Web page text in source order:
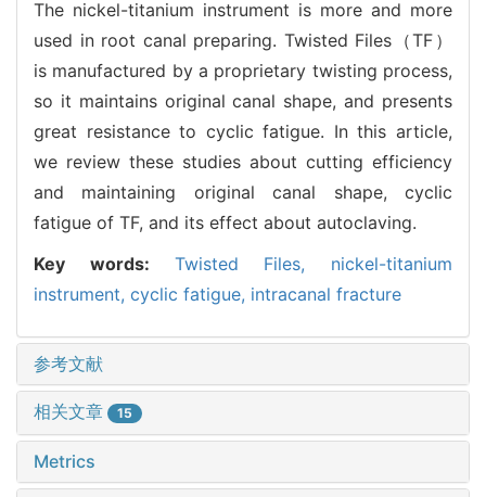
The nickel-titanium instrument is more and more
used in root canal preparing. Twisted Files（TF）
is manufactured by a proprietary twisting process,
so it maintains original canal shape, and presents
great resistance to cyclic fatigue. In this article,
we review these studies about cutting efficiency
and maintaining original canal shape, cyclic
fatigue of TF, and its effect about autoclaving.
Key words: Twisted Files, nickel-titanium
instrument, cyclic fatigue, intracanal fracture
参考文献
相关文章 15
Metrics